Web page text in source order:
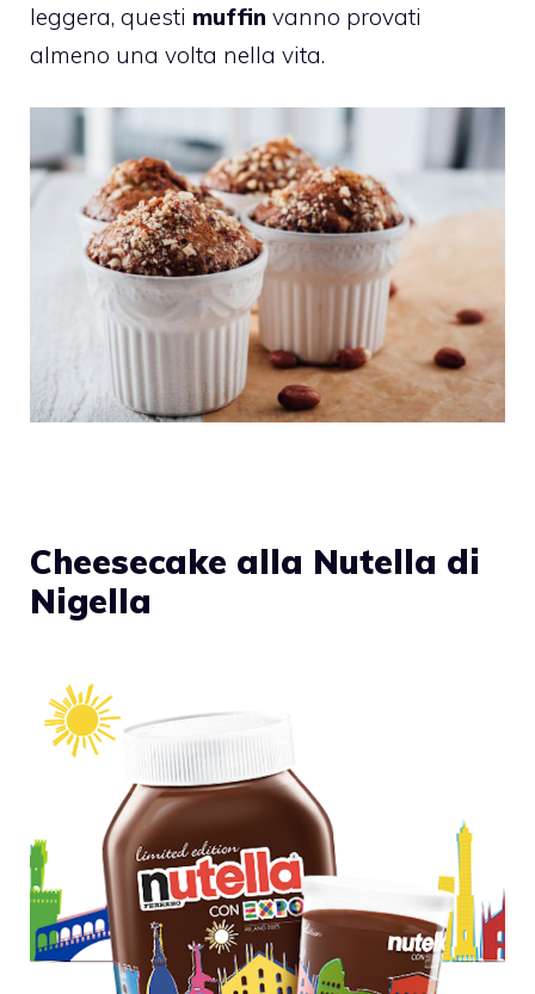
leggera, questi muffin vanno provati
almeno una volta nella vita.
Cheesecake alla Nutella di
Nigella